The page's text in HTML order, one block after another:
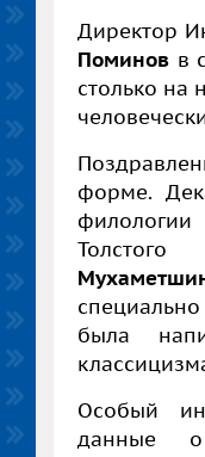
Директор
Поминов в
столько на
форме.
была
Особый
данные о